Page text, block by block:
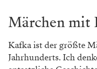
Märchen mit
Kafka ist der größte
Jahrhunderts. Ich